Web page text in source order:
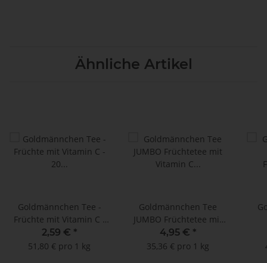
Ähnliche Artikel
Goldmännchen Tee -
Früchte mit Vitamin C -
20 unkuvertierte
Tassenbeutel
2,59 € *
51,80 € pro 1 kg
Goldmännchen Tee
JUMBO Früchtetee mit
Vitamin C - 20 Jumbo-
Teebeutel
4,95 € *
35,36 € pro 1 kg